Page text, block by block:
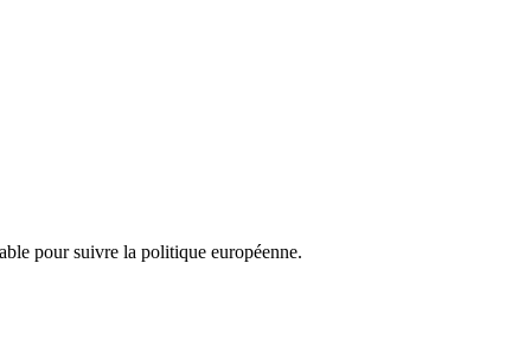
pour suivre la politique européenne.